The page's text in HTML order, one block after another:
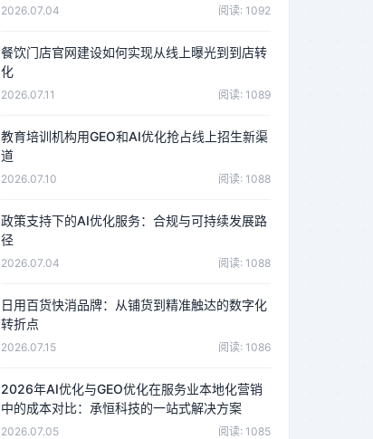
2026.07.04 阅读: 1092
餐饮门店官网建设如何实现从线上曝光到到店转
化
2026.07.11 阅读: 1089
教育培训机构用GEO和AI优化抢占线上招生新渠
道
2026.07.10 阅读: 1088
政策支持下的AI优化服务：合规与可持续发展路
径
2026.07.04 阅读: 1088
日用百货快消品牌：从铺货到精准触达的数字化
转折点
2026.07.15 阅读: 1086
2026年AI优化与GEO优化在服务业本地化营销
中的成本对比：承恒科技的一站式解决方案
2026.07.05 阅读: 1085